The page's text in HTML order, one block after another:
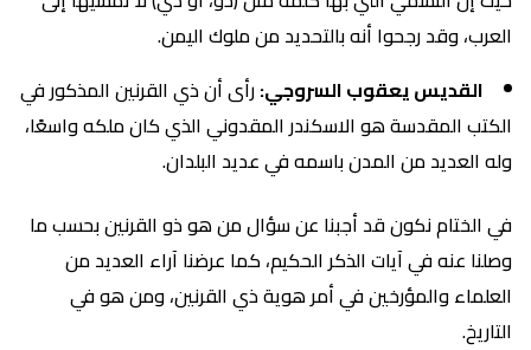
العرب، وقد رجحوا أنه بالتحديد من ملوك اليمن.
القديس يعقوب السروجي:رأى أن ذي القرنين المذكور في
الكتب المقدسة هو الاسكندر المقدوني الذي كان ملكه واسعًا،
وله العديد من المدن باسمه في عديد البلدان.
في الختام نكون قد أجبنا عن سؤال من هو ذو القرنين بحسب ما
وصلنا عنه في آيات الذكر الحكيم، كما عرضنا آراء العديد من
العلماء والمؤرخين في أمر هوية ذي القرنين، ومن هو في
التاريخ.